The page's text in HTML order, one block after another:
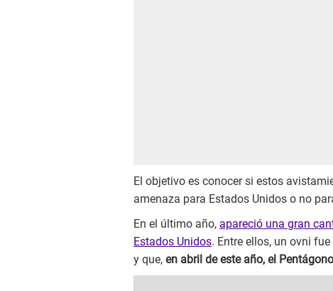
El objetivo es conocer si estos
amenaza para Estados Unidos o no
En el último año, apareció una gran
Estados Unidos. Entre ellos, un ovni
y que, en abril de este año, el